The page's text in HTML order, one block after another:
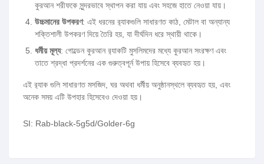
কুরআন শরীফকে সুন্দরভাবে স্থাপন করা যায় এবং সহজে হাতে নেওয়া যায়।
উচ্চমানের উপকরণ: এই ধরনের র‍্যাকগুলি সাধারণত কাঠ, মেটাল বা অন্যান্য
শক্তিশালী উপকরণ দিয়ে তৈরি হয়, যা দীর্ঘদিন ধরে স্থায়ী থাকে।
ধর্মীয় মূল্য: গোল্ডেন কুরআন র‍্যাকটি মুসলিমদের মধ্যে কুরআন সংরক্ষণ এবং
তাতে শ্রদ্ধা প্রদর্শনের এক গুরুত্বপূর্ন উপায় হিসেবে ব্যবহৃত হয়।
এই র‍্যাক গুলি সাধারণত মসজিদ, ঘর অথবা ধর্মীয় অনুষ্ঠানস্থলে ব্যবহৃত হয়, এবং
অনেক সময় এটি উপহার হিসেবেও দেওয়া হয়।
SI: Rab-black-5g5d/Golder-6g